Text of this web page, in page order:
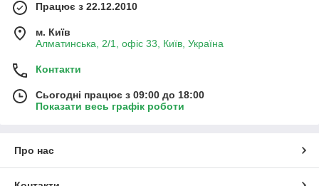
формату А0
широкоформатні струменеві плотери Canon
цифрові дуплікатори Riso
знищувачі документів з поздовжньою різкою і з
поздовжньо-поперечною різкою
Працює з 22.12.2010
м. Київ
Алматинська, 2/1, офіс 33, Київ, Україна
Контакти
Сьогодні працює з 09:00 до 18:00
Показати весь графік роботи
Про нас